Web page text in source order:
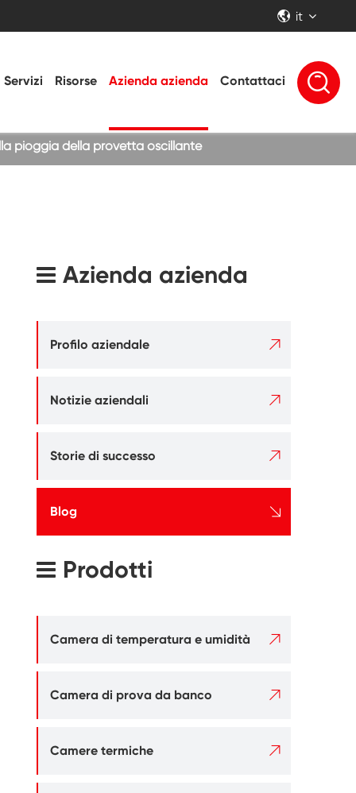
 it
Servizi Risorse Azienda azienda Contattaci 
pioggia della provetta oscillante
Azienda azienda
Profilo aziendale 
Notizie aziendali 
Storie di successo 
Blog 
Prodotti
Camera di temperatura e umidità 
Camera di prova da banco 
Camere termiche 